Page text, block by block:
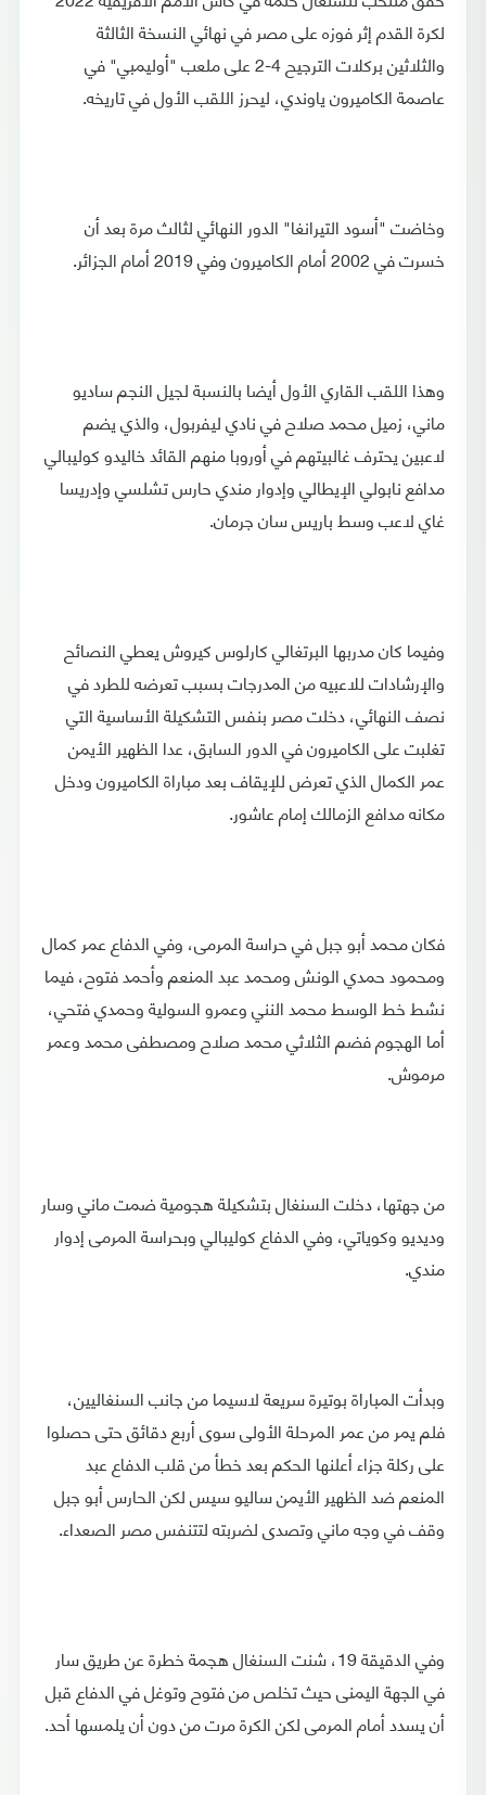
لكرة القدم إثر فوزه على مصر في نهائي النسخة الثالثة
والثلاثين بركلات الترجيح 4-2 على ملعب "أوليمبي" في
عاصمة الكاميرون ياوندي، ليحرز اللقب الأول في تاريخه.
وخاضت "أسود التيرانغا" الدور النهائي لثالث مرة بعد أن
خسرت في 2002 أمام الكاميرون وفي 2019 أمام الجزائر.
وهذا اللقب القاري الأول أيضا بالنسبة لجيل النجم ساديو
ماني، زميل محمد صلاح في نادي ليفربول، والذي يضم
لاعبين يحترف غالبيتهم في أوروبا منهم القائد خاليدو كوليبالي
مدافع نابولي الإيطالي وإدوار مندي حارس تشلسي وإدريسا
غاي لاعب وسط باريس سان جرمان.
وفيما كان مدربها البرتغالي كارلوس كيروش يعطي النصائح
والإرشادات للاعبيه من المدرجات بسبب تعرضه للطرد في
نصف النهائي، دخلت مصر بنفس التشكيلة الأساسية التي
تغلبت على الكاميرون في الدور السابق، عدا الظهير الأيمن
عمر الكمال الذي تعرض للإيقاف بعد مباراة الكاميرون ودخل
مكانه مدافع الزمالك إمام عاشور.
فكان محمد أبو جبل في حراسة المرمى، وفي الدفاع عمر كمال
ومحمود حمدي الونش ومحمد عبد المنعم وأحمد فتوح، فيما
نشط خط الوسط محمد النني وعمرو السولية وحمدي فتحي،
أما الهجوم فضم الثلاثي محمد صلاح ومصطفى محمد وعمر
مرموش.
من جهتها، دخلت السنغال بتشكيلة هجومية ضمت ماني وسار
وديديو وكوياتي، وفي الدفاع كوليبالي وبحراسة المرمى إدوار
مندي.
وبدأت المباراة بوتيرة سريعة لاسيما من جانب السنغاليين،
فلم يمر من عمر المرحلة الأولى سوى أربع دقائق حتى حصلوا
على ركلة جزاء أعلنها الحكم بعد خطأ من قلب الدفاع عبد
المنعم ضد الظهير الأيمن ساليو سيس لكن الحارس أبو جبل
وقف في وجه ماني وتصدى لضربته لتتنفس مصر الصعداء.
وفي الدقيقة 19، شنت السنغال هجمة خطرة عن طريق سار
في الجهة اليمنى حيث تخلص من فتوح وتوغل في الدفاع قبل
أن يسدد أمام المرمى لكن الكرة مرت من دون أن يلمسها أحد.